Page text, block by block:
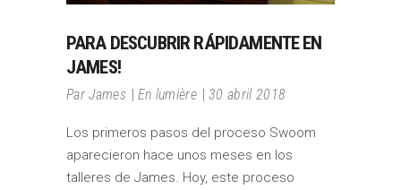
PARA DESCUBRIR RÁPIDAMENTE EN
JAMES!
ParJames En lumière 30 abril 2018
Los primeros pasos del proceso Swoom
aparecieron hace unos meses en los
talleres de James. Hoy, este proceso